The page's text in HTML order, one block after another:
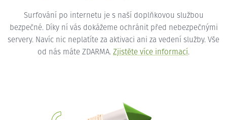
Surfování po internetu je s naší doplňkovou službou
bezpečné. Díky ní vás dokážeme ochránit před nebezpečnými
servery. Navíc nic neplatíte za aktivaci ani za vedení služby. Vše
od nás máte ZDARMA. Zjistěte více informací.